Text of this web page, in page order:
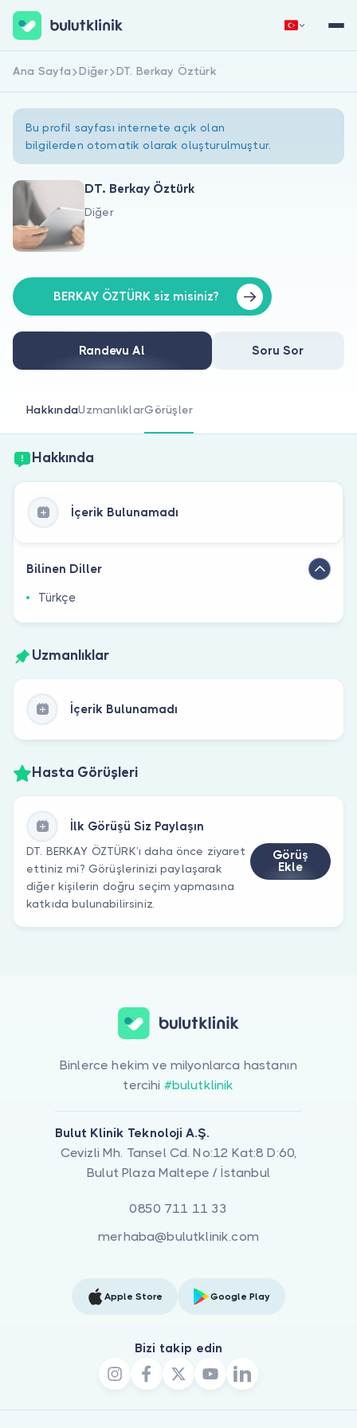
Hakkımızda
Doktorlar için
Doktor musunuz?
Hemen Kaydol
Ana Sayfa Diğer DT. Berkay Öztürk
Bu profil sayfası internete açık olan
bilgilerden otomatik olarak oluşturulmuştur.
DT. Berkay Öztürk
Diğer
BERKAY ÖZTÜRK siz misiniz?
Randevu Al Soru Sor
HakkındaUzmanlıklarGörüşler
Hakkında
İçerik Bulunamadı
Bilinen Diller
Türkçe
Uzmanlıklar
İçerik Bulunamadı
Hasta Görüşleri
İlk Görüşü Siz Paylaşın
DT. BERKAY ÖZTÜRK’ı daha önce ziyaret
ettiniz mi? Görüşlerinizi paylaşarak
diğer kişilerin doğru seçim yapmasına
katkıda bulunabilirsiniz.
Görüş
Ekle
Binlerce hekim ve milyonlarca hastanın
tercihi #bulutklinik
Bulut Klinik Teknoloji A.Ş.
Cevizli Mh. Tansel Cd. No:12 Kat:8 D:60,
Bulut Plaza Maltepe / İstanbul
0850 711 11 33
merhaba@bulutklinik.com
Apple Store Google Play
Bizi takip edin